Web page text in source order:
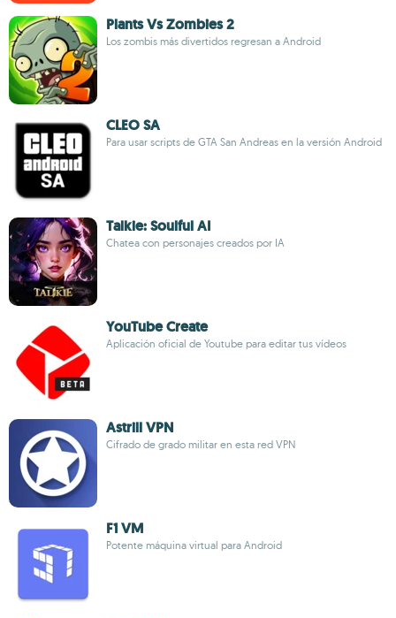
Plants Vs Zombies 2
Los zombis más divertidos regresan a Android
CLEO SA
Para usar scripts de GTA San Andreas en la versión Android
Talkie: Soulful AI
Chatea con personajes creados por IA
YouTube Create
Aplicación oficial de Youtube para editar tus vídeos
Astrill VPN
Cifrado de grado militar en esta red VPN
F1 VM
Potente máquina virtual para Android